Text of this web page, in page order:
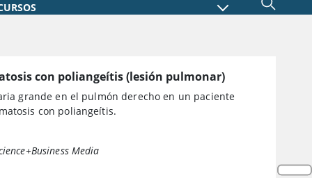
con poliangeítis (lesión pulmonar)
grande en el pulmón derecho en un paciente
con poliangeítis.
Media